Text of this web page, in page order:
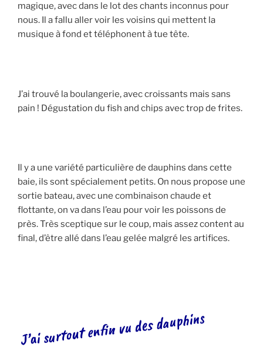
magique, avec dans le lot des chants inconnus pour
nous. Il a fallu aller voir les voisins qui mettent la
musique à fond et téléphonent à tue tête.
J’ai trouvé la boulangerie, avec croissants mais sans
pain ! Dégustation du fish and chips avec trop de frites.
Il y a une variété particulière de dauphins dans cette
baie, ils sont spécialement petits. On nous propose une
sortie bateau, avec une combinaison chaude et
flottante, on va dans l’eau pour voir les poissons de
près. Très sceptique sur le coup, mais assez content au
final, d’être allé dans l’eau gelée malgré les artifices.
J’ai surtout enfin vu des dauphins